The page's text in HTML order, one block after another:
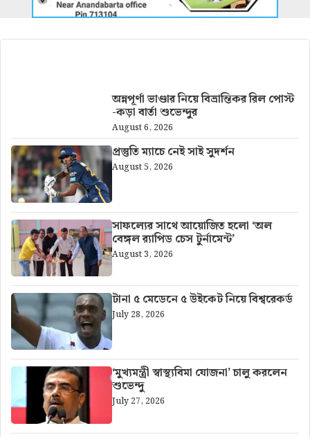
অন্নপূর্ণা ভাণ্ডার নিয়ে বিভ্রান্তিকর রিল পোস্ট
-কড়া বার্তা শুভেন্দুর
August 6, 2026
প্রস্তুতি ম্যাচে নেই সাই সুদর্শন
August 5, 2026
সাফল্যের সাথে আয়োজিত হলো ‘অল
বেঙ্গল র‍্যাপিড চেস টুর্নামেন্ট’
August 3, 2026
টানা ৫ মেডেনে ৫ উইকেট নিয়ে বিশ্বরেকর্ড
July 28, 2026
‘মুখ্যমন্ত্রী স্বাস্থ্যবিমা যোজনা’ চালু করলেন
শুভেন্দু
July 27, 2026